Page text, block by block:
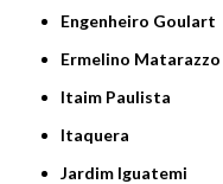
Engenheiro Goulart
Ermelino Matarazzo
Itaim Paulista
Itaquera
Jardim Iguatemi